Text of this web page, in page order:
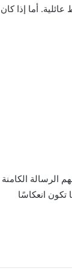
أما إذا كان
الرسالة الكامنة
تكون انعكاسًا